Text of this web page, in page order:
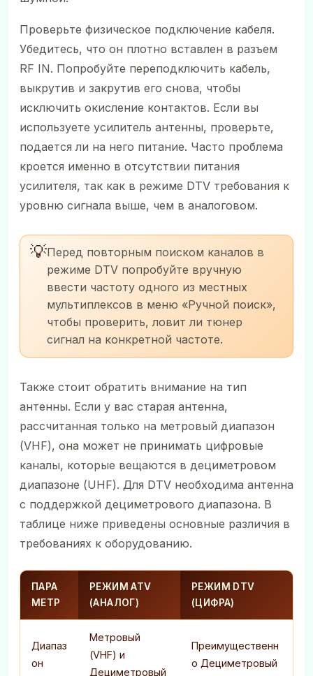
Проверьте физическое подключение кабеля.
Убедитесь, что он плотно вставлен в разъем
RF IN. Попробуйте переподключить кабель,
выкрутив и закрутив его снова, чтобы
исключить окисление контактов. Если вы
используете усилитель антенны, проверьте,
подается ли на него питание. Часто проблема
кроется именно в отсутствии питания
усилителя, так как в режиме DTV требования к
уровню сигнала выше, чем в аналоговом.
💡Перед повторным поиском каналов в
режиме DTV попробуйте вручную
ввести частоту одного из местных
мультиплексов в меню «Ручной поиск»,
чтобы проверить, ловит ли тюнер
сигнал на конкретной частоте.
Также стоит обратить внимание на тип
антенны. Если у вас старая антенна,
рассчитанная только на метровый диапазон
(VHF), она может не принимать цифровые
каналы, которые вещаются в дециметровом
диапазоне (UHF). Для DTV необходима антенна
с поддержкой дециметрового диапазона. В
таблице ниже приведены основные различия в
требованиях к оборудованию.
ПАРА
МЕТР
РЕЖИМ ATV
(АНАЛОГ)
РЕЖИМ DTV
(ЦИФРА)
Диапаз
он
Метровый
(VHF) и
Дециметровый
Преимущественн
о Дециметровый